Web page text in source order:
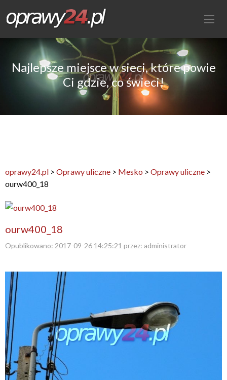
Najlepsze miejsce w sieci, które powie
Ci gdzie, co świeci!
oprawy24.pl > Oprawy uliczne > Mesko > Oprawy uliczne >
ourw400_18
ourw400_18
Opublikowano: 2017-09-26 14:25:21 przez: administrator